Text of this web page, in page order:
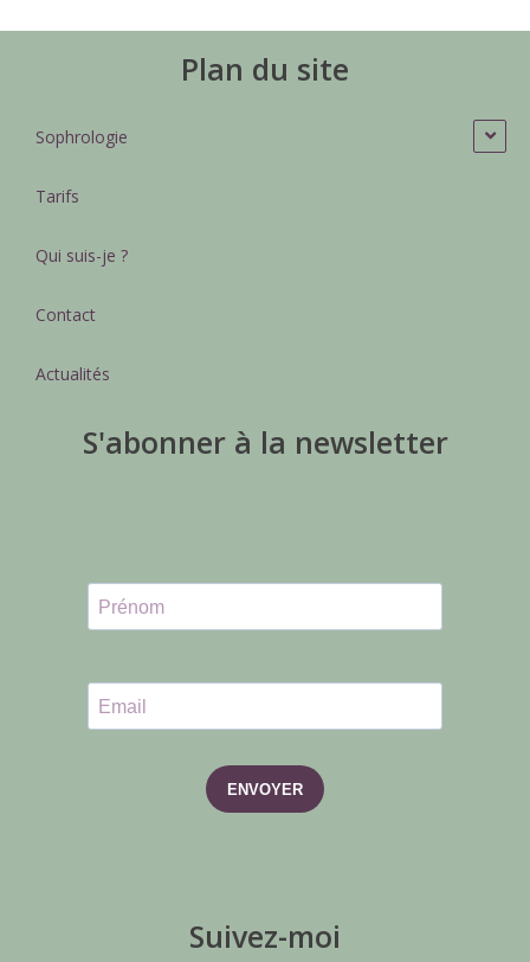
Plan du site
Sophrologie
Tarifs
Qui suis-je ?
Contact
Actualités
S'abonner à la newsletter
ENVOYER
Suivez-moi